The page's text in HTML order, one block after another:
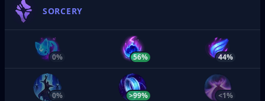
SORCERY
0% 56% 44%
0% >99% <1%